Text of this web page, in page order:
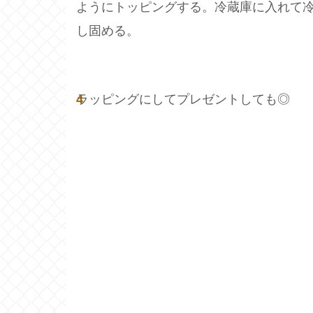
ようにトッピングする。冷蔵庫に入れて
し固める。
4
ラッピングにしてプレゼントしても◎